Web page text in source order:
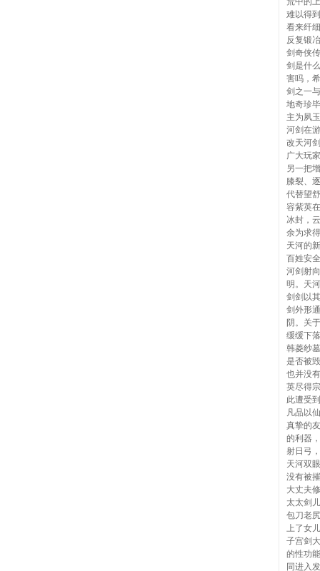
难以得
看来纤
反复锻
剑奇侠
剑是什
害吗，
剑之一
地奇珍
主为夙
河剑在
改天河
广大玩
另一把
膝裂、
代替望
容紫英
冰封，
余为求
天河的
百姓安
河剑射
明。天
剑剑以
剑外形
阴。关
缓缓下
韩菱纱
是否被
也并没
英尽得
此遭受
凡品以
真挚的
的利器
射日弓
天河双
没有被
大丈夫
太太剑
包刀老
上了女
子宫剑
的性功
同进入